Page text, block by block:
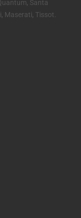
Santa
Maserati, Tissot.